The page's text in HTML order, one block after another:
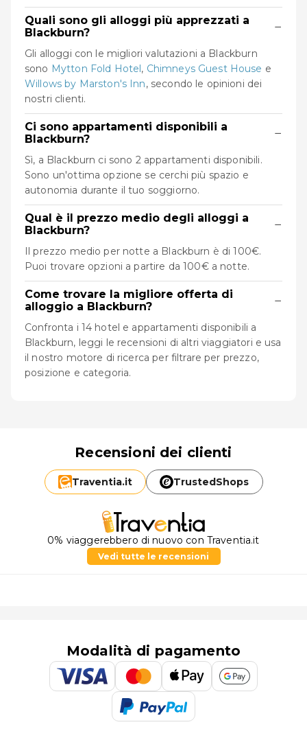
Quali sono gli alloggi più apprezzati a
Blackburn?
−
Gli alloggi con le migliori valutazioni a Blackburn
sono Mytton Fold Hotel, Chimneys Guest House e
Willows by Marston's Inn, secondo le opinioni dei
nostri clienti.
Ci sono appartamenti disponibili a
Blackburn?
−
Sì, a Blackburn ci sono 2 appartamenti disponibili.
Sono un'ottima opzione se cerchi più spazio e
autonomia durante il tuo soggiorno.
Qual è il prezzo medio degli alloggi a
Blackburn?
−
Il prezzo medio per notte a Blackburn è di 100€.
Puoi trovare opzioni a partire da 100€ a notte.
Come trovare la migliore offerta di
alloggio a Blackburn?
−
Confronta i 14 hotel e appartamenti disponibili a
Blackburn, leggi le recensioni di altri viaggiatori e usa
il nostro motore di ricerca per filtrare per prezzo,
posizione e categoria.
Recensioni dei clienti
Traventia.it TrustedShops
0% viaggerebbero di nuovo con Traventia.it
Vedi tutte le recensioni
Modalità di pagamento